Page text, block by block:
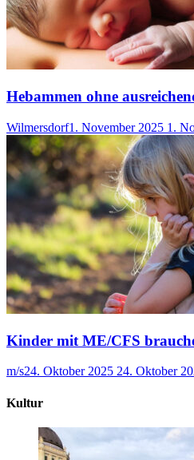
Hebammen ohne
Wilmersdorf1. November 2025 1.
Kinder mit ME/CFS
m/s24. Oktober 2025 24. Oktober
Kultur